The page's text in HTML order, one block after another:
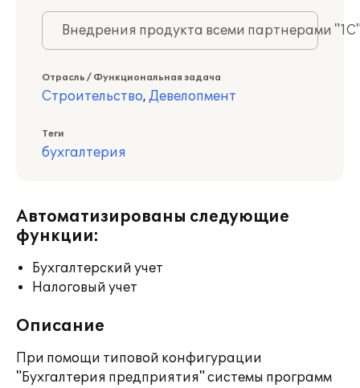
Внедрения продукта всеми партнерами
Отрасль / Функциональная задача
Строительство, Девелопмент
Теги
бухгалтерия
Автоматизированы следующие
функции:
Бухгалтерский учет
Налоговый учет
Описание
При помощи типовой конфигурации
"Бухгалтерия предприятия" системы программ